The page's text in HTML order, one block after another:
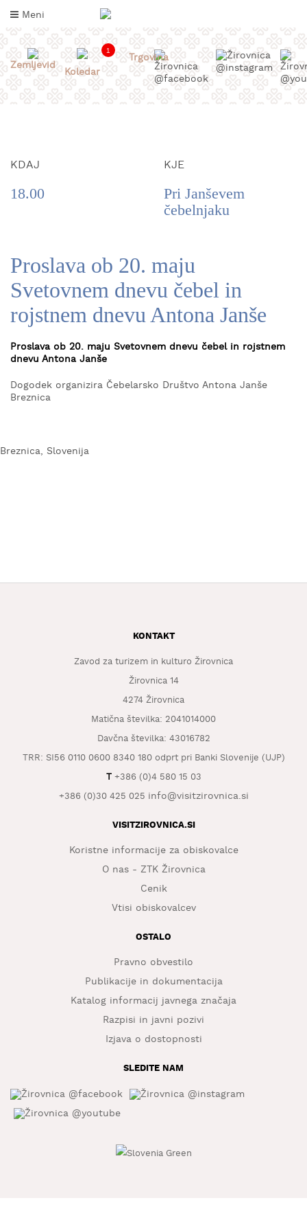
na
Meni
KAJ
DOŽIVETI
KAJ
OKUSITI
KJE
ZA
Zemljevid
1
Koledar
Trgovina
KDAJ
18.00
KJE
Pri Janševem
čebelnjaku
Proslava ob 20. maju
Svetovnem dnevu čebel in
rojstnem dnevu Antona Janše
Proslava ob 20. maju Svetovnem dnevu čebel in rojstnem
dnevu Antona Janše
Dogodek organizira Čebelarsko Društvo Antona Janše
Breznica
Breznica, Slovenija
KONTAKT
Zavod za turizem in kulturo Žirovnica
Žirovnica 14
4274 Žirovnica
Matična številka: 2041014000
Davčna številka: 43016782
TRR: SI56 0110 0600 8340 180 odprt pri Banki Slovenije (UJP)
T+386 (0)4 580 15 03
+386 (0)30 425 025 info@visitzirovnica.si
VISITZIROVNICA.SI
Koristne informacije za obiskovalce
O nas - ZTK Žirovnica
Cenik
Vtisi obiskovalcev
OSTALO
Pravno obvestilo
Publikacije in dokumentacija
Katalog informacij javnega značaja
Razpisi in javni pozivi
Izjava o dostopnosti
SLEDITE NAM